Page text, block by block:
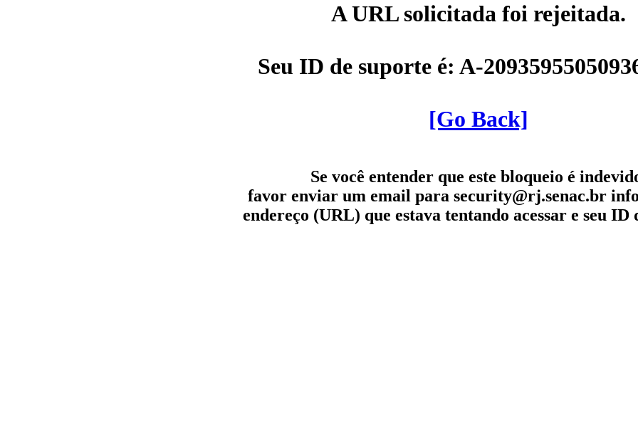
A URL solicitada foi rejeitada.
Seu ID de suporte é: A-
[Go Back]
Se você entender que este bloqueio é
favor enviar um email para security@rj.senac.br
endereço (URL) que estava tentando acessar e seu ID